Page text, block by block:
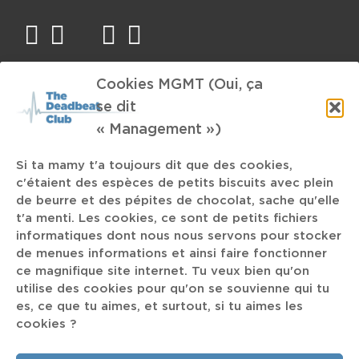
Cookies MGMT (Oui, ça
se dit
« Management »)
Si ta mamy t'a toujours dit que des cookies,
c'étaient des espèces de petits biscuits avec plein
de beurre et des pépites de chocolat, sache qu'elle
t'a menti. Les cookies, ce sont de petits fichiers
informatiques dont nous nous servons pour stocker
de menues informations et ainsi faire fonctionner
ce magnifique site internet. Tu veux bien qu'on
utilise des cookies pour qu'on se souvienne qui tu
es, ce que tu aimes, et surtout, si tu aimes les
cookies ?
facebook
twitter
mail instagram
Village FrancoFou Rihana Kruder & Dorfmeister
New Beat 30 Glorieuses Hangman's Chair Slift ou Caleçon
King Hannah Épisode 3 Frank Ocean
hémoglobine The K Python
Sons of Kemet